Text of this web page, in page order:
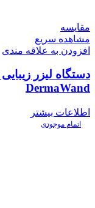
مقایسه
مشاهده سریع
افزودن به علاقه مندی
دستگاه لیزر
DermaWand
اطلاعات بیشتر
اتمام موجودی